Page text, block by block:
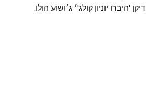
דיקן 'היברו יוניון קולג'׳ ג׳ושוע הולו.